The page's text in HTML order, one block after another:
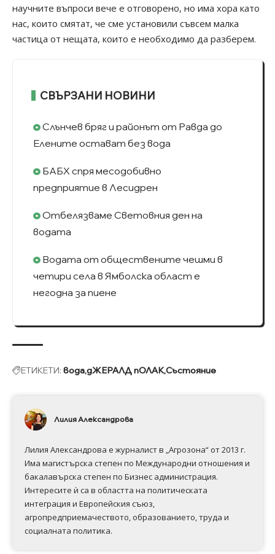
научните въпроси вече е отговорено, но има хора като
нас, които смятат, че сме установили съвсем малка
частица от нещата, които е необходимо да разберем.
СВЪРЗАНИ НОВИНИ
Слънчев бряг и районът от Равда до
Елените остават без вода
БАБХ спря месодобивно
предприятие в Лесидрен
Отбелязваме Световния ден на
водата
Водата от обществените чешми в
четири села в Ямболска област е
негодна за пиене
ЕТИКЕТИ: водадЖЕРАЛД пОЛАКСъстояние
Лилия Александрова
Лилия Александрова е журналист в „Агрозона“ от 2013 г.
Има магистърска степен по Международни отношения и
бакалавърска степен по Бизнес администрация.
Интересите ѝ са в областта на политическата
интеграция и Европейския съюз,
агропредприемачеството, образованието, труда и
социалната политика.